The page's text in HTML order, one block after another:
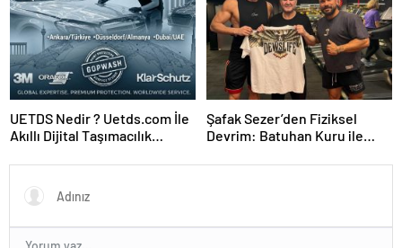
UETDS Nedir ? Uetds.com İle
Akıllı Dijital Taşımacılık
Şafak Sezer’den Fiziksel
Devrim: Batuhan Kuru ile